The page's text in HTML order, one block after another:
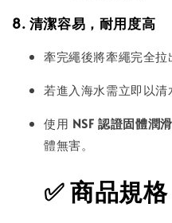
8. 清潔容易，耐用度高
牽完繩後將牽繩完全拉
若進入海水需立即以清
使用 NSF 認證固體潤
體無害。
✅商品規